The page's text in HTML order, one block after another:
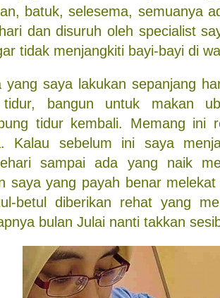
batuk, selesema, semuanya
dan disuruh oleh specialist
tidak menjangkiti bayi-bayi di
yang saya lakukan sepanjang
bangun untuk makan
tidur kembali. Memang ini
Kalau sebelum ini saya
sampai ada yang naik
saya yang payah benar
betul diberikan rehat yang
bulan Julai nanti takkan